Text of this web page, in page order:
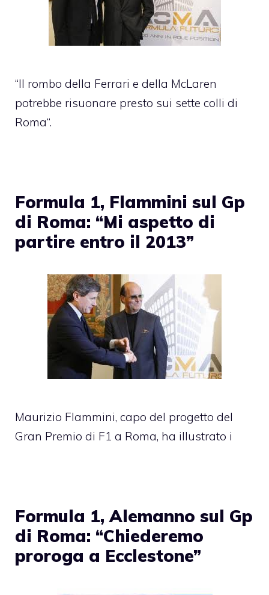
“Il rombo della Ferrari e della McLaren
potrebbe risuonare presto sui sette colli di
Roma“.
Formula 1, Flammini sul Gp
di Roma: “Mi aspetto di
partire entro il 2013”
Maurizio Flammini, capo del progetto del
Gran Premio di F1 a Roma, ha illustrato i
Formula 1, Alemanno sul Gp
di Roma: “Chiederemo
proroga a Ecclestone”